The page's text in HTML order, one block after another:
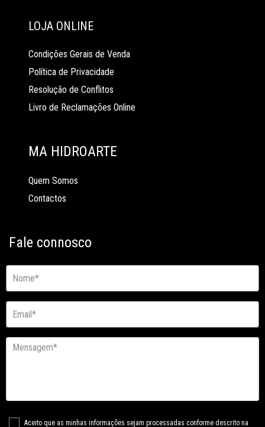
LOJA ONLINE
Condições Gerais de Venda
Política de Privacidade
Resolução de Conflitos
Livro de Reclamações Online
MA HIDROARTE
Quem Somos
Contactos
Fale connosco
Aceito que as minhas informações sejam processadas conforme descrito na